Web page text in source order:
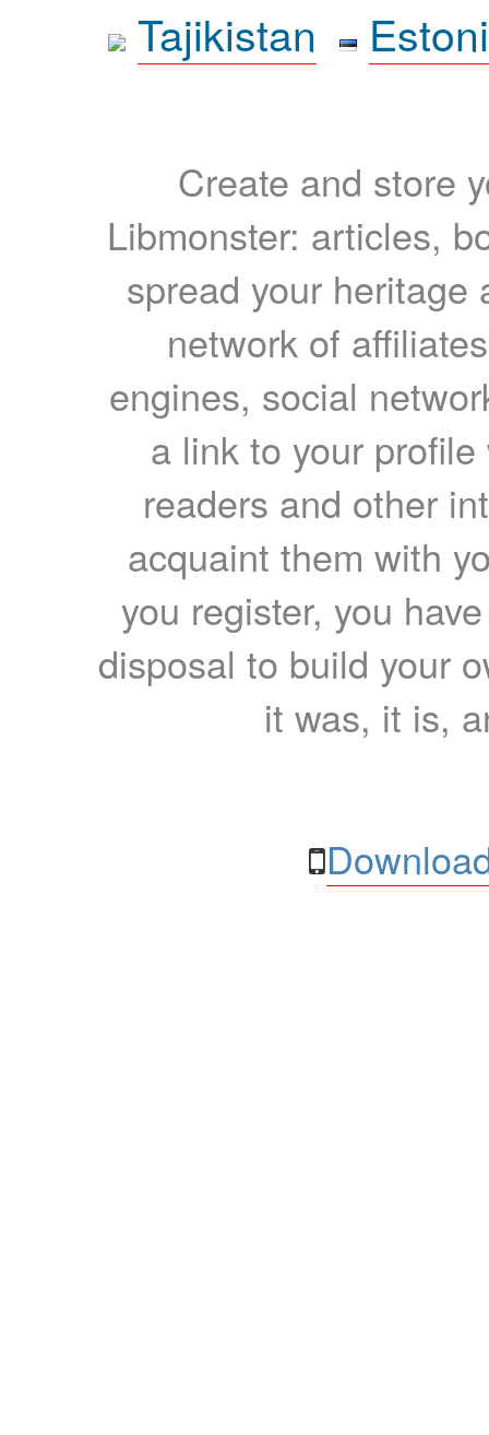
Tajikistan
Create and store
Libmonster: articles,
spread your heritage
network of
engines, social
a link to your
readers and other
acquaint them with
you register, you
disposal to build your
it was, it is,